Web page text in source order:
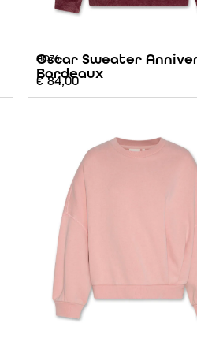
AO76
Oscar Sweater
Bordeaux
€84,00